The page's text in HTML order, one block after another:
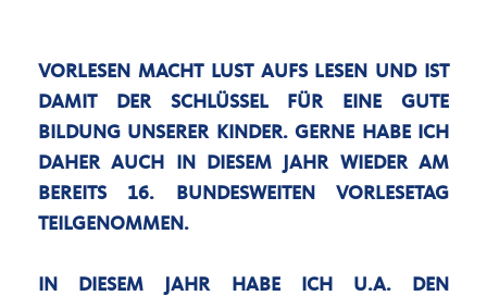
VORLESEN MACHT LUST AUFS LESEN UND IST
DAMIT DER SCHLÜSSEL FÜR EINE GUTE
BILDUNG UNSERER KINDER. GERNE HABE ICH
DAHER AUCH IN DIESEM JAHR WIEDER AM
BEREITS 16. BUNDESWEITEN VORLESETAG
TEILGENOMMEN.
IN DIESEM JAHR HABE ICH U.A. DEN